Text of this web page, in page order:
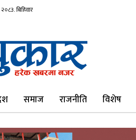
समाज राजनीति विशेष